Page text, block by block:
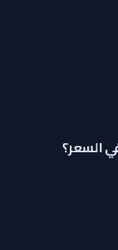
السعر؟